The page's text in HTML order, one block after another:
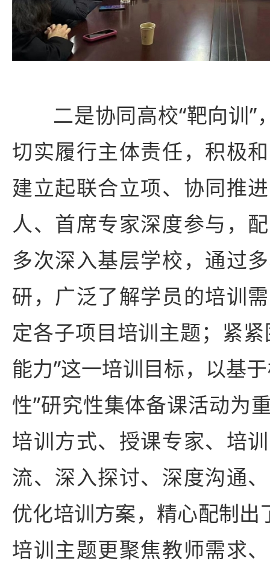
二是协同高校“靶向训”
切实履行主体责任，积极
建立起联合立项、协同推
人、首席专家深度参与，
多次深入基层学校，通过
研，广泛了解学员的培训
定各子项目培训主题；紧
能力”这一培训目标，以基
性”研究性集体备课活动为
培训方式、授课专家、培
流、深入探讨、深度沟通
优化培训方案，精心配制出
培训主题更聚焦教师需求